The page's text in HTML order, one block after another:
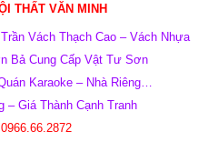
THẤT VĂN MINH
Vách Thạch Cao – Vách Nhựa
Bả Cung Cấp Vật Tư Sơn
Karaoke – Nhà Riêng…
– Giá Thành Cạnh Tranh